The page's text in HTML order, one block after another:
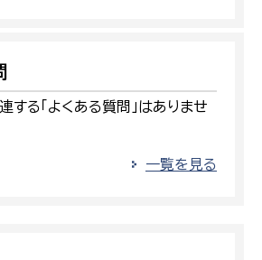
する「よくある質問」はありませ
一覧を見る